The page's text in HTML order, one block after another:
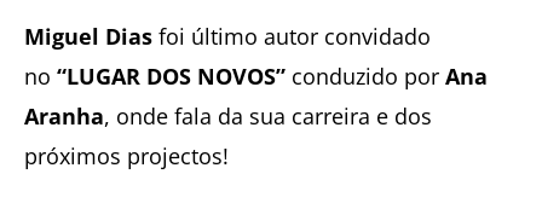
Miguel Dias foi último autor convidado
no “LUGAR DOS NOVOS” conduzido por Ana
Aranha, onde fala da sua carreira e dos
próximos projectos!